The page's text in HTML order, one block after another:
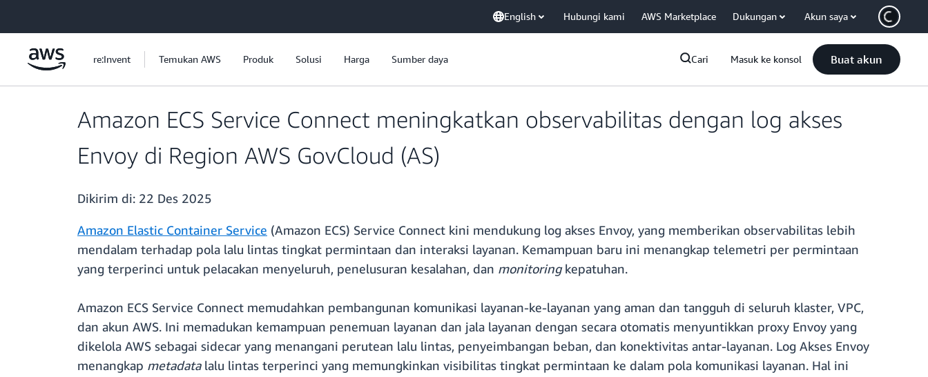
English Hubungi kami AWS Marketplace Dukungan Akun saya
re:Invent Temukan AWS Produk Solusi Harga Sumber daya Cari Masuk ke konsol Buat akun
Amazon ECS Service Connect meningkatkan observabilitas dengan log akses
Envoy di Region AWS GovCloud (AS)
Dikirim di: 22 Des 2025
Amazon Elastic Container Service (Amazon ECS) Service Connect kini mendukung log akses Envoy, yang memberikan observabilitas lebih
mendalam terhadap pola lalu lintas tingkat permintaan dan interaksi layanan. Kemampuan baru ini menangkap telemetri per permintaan
yang terperinci untuk pelacakan menyeluruh, penelusuran kesalahan, dan monitoringkepatuhan.
Amazon ECS Service Connect memudahkan pembangunan komunikasi layanan-ke-layanan yang aman dan tangguh di seluruh klaster, VPC,
dan akun AWS. Ini memadukan kemampuan penemuan layanan dan jala layanan dengan secara otomatis menyuntikkan proxy Envoy yang
dikelola AWS sebagai sidecar yang menangani perutean lalu lintas, penyeimbangan beban, dan konektivitas antar-layanan. Log Akses Envoy
menangkap metadata lalu lintas terperinci yang memungkinkan visibilitas tingkat permintaan ke dalam pola komunikasi layanan. Hal ini